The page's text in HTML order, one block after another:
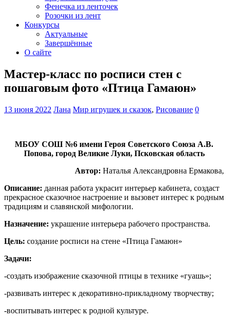
Фенечка из ленточек
Розочки из лент
Конкурсы
Актуальные
Завершённые
О сайте
Мастер-класс по росписи стен с
пошаговым фото «Птица Гамаюн»
13 июня 2022 Лана Мир игрушек и сказок, Рисование 0
МБОУ СОШ №6 имени Героя Советского Союза А.В.
Попова, город Великие Луки, Псковская область
Автор: Наталья Александровна Ермакова,
Описание: данная работа украсит интерьер кабинета, создаст
прекрасное сказочное настроение и вызовет интерес к родным
традициям и славянской мифологии.
Назначение: украшение интерьера рабочего пространства.
Цель: создание росписи на стене «Птица Гамаюн»
Задачи:
-создать изображение сказочной птицы в технике «гуашь»;
-развивать интерес к декоративно-прикладному творчеству;
-воспитывать интерес к родной культуре.